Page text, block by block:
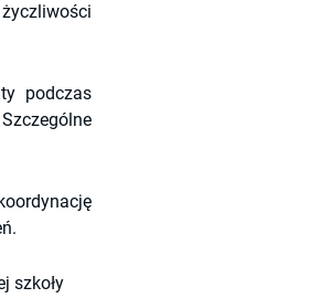
podczas
szkoły